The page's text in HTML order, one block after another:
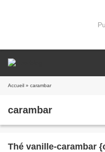
Accueil » carambar
carambar
Thé vanille-carambar